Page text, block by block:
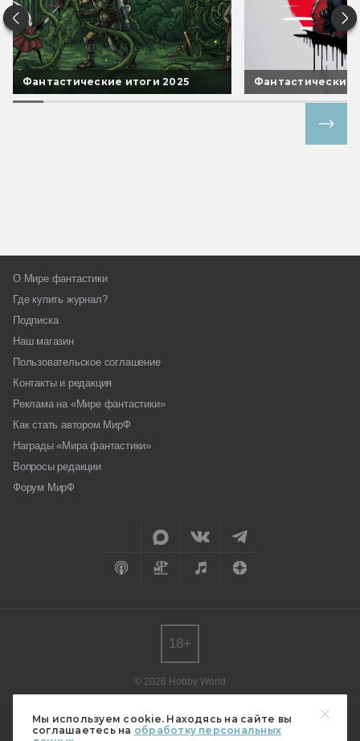
Мы используем cookie. Находясь на сайте вы
соглашаетесь на обработку персональных
Фантастические итоги 2025 Фантастические
О Мире фантастики
Где купить журнал?
Подписка
Наш магазин
Пользовательское соглашение
Контакты и редакция
Реклама на «Мире фантастики»
Как стать автором МирФ
Награды «Мира фантастики»
Вопросы редакции
Форум МирФ
© 2026 Hobby World
редакции.
Мнение авторов может не совпадать с мнением редакции.
18+